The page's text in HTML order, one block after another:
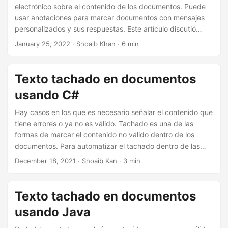
electrónico sobre el contenido de los documentos. Puede
usar anotaciones para marcar documentos con mensajes
personalizados y sus respuestas. Este artículo discutió
cómo anotar mediante programación archivos PDF para
January 25, 2022 · Shoaib Khan · 6 min
Texto tachado en documentos
usando C#
Hay casos en los que es necesario señalar el contenido que
tiene errores o ya no es válido. Tachado es una de las
formas de marcar el contenido no válido dentro de los
documentos. Para automatizar el tachado dentro de las
aplicaciones .NET, este artículo muestra
December 18, 2021 · Shoaib Kan · 3 min
Texto tachado en documentos
usando Java